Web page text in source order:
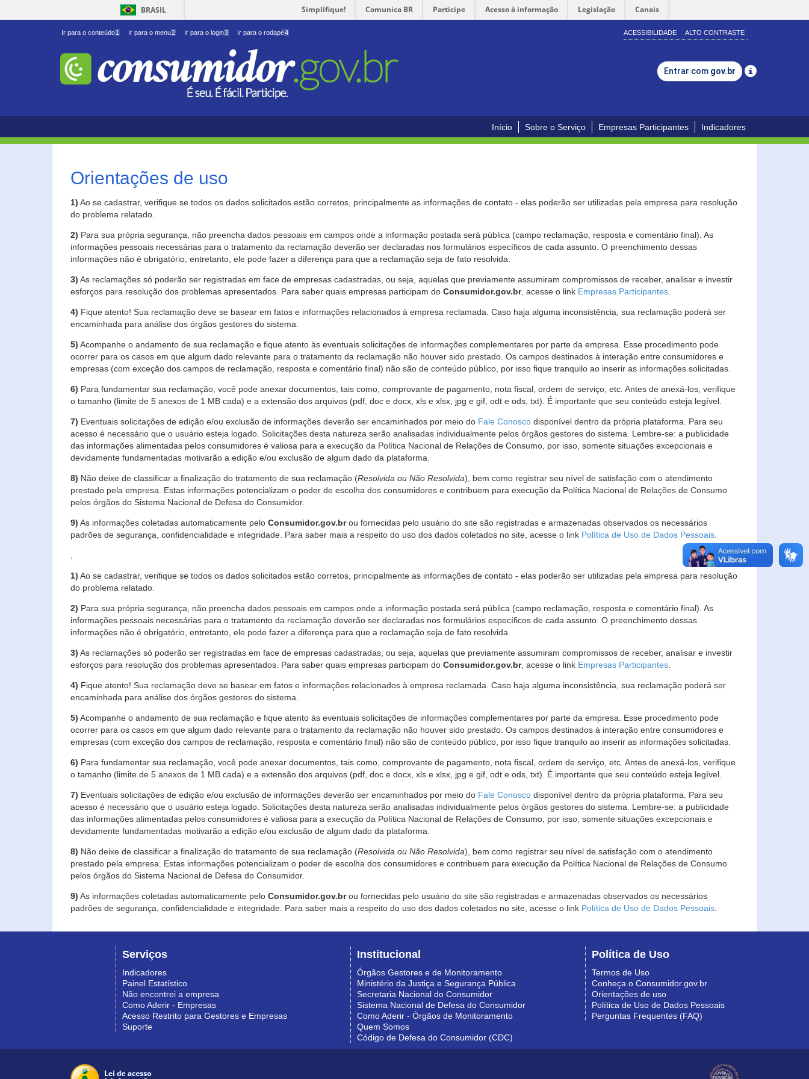
BRASIL Simplifique! Comunica BR Participe Acesso à informação Legislação Canais
Ir para o conteúdo1 Ir para o menu2 Ir para o login3 Ir para o rodapé4 ACESSIBILIDADE ALTO CONTRASTE
Entrar com gov.br
Início Sobre o Serviço Empresas Participantes Indicadores
Orientações de uso
1) Ao se cadastrar, verifique se todos os dados solicitados estão corretos, principalmente as informações de contato - elas poderão ser utilizadas pela empresa para resolução
do problema relatado.
2) Para sua própria segurança, não preencha dados pessoais em campos onde a informação postada será pública (campo reclamação, resposta e comentário final). As
informações pessoais necessárias para o tratamento da reclamação deverão ser declaradas nos formulários específicos de cada assunto. O preenchimento dessas
informações não é obrigatório, entretanto, ele pode fazer a diferença para que a reclamação seja de fato resolvida.
3) As reclamações só poderão ser registradas em face de empresas cadastradas, ou seja, aquelas que previamente assumiram compromissos de receber, analisar e investir
esforços para resolução dos problemas apresentados. Para saber quais empresas participam do Consumidor.gov.br, acesse o link Empresas Participantes
4) Fique atento! Sua reclamação deve se basear em fatos e informações relacionados à empresa reclamada. Caso haja alguma inconsistência, sua reclamação poderá ser
encaminhada para análise dos órgãos gestores do sistema.
5) Acompanhe o andamento de sua reclamação e fique atento às eventuais solicitações de informações complementares por parte da empresa. Esse procedimento pode
ocorrer para os casos em que algum dado relevante para o tratamento da reclamação não houver sido prestado. Os campos destinados à interação entre consumidores e
empresas (com exceção dos campos de reclamação, resposta e comentário final) não são de conteúdo público, por isso fique tranquilo ao inserir as informações solicitadas.
6) Para fundamentar sua reclamação, você pode anexar documentos, tais como, comprovante de pagamento, nota fiscal, ordem de serviço, etc. Antes de anexá-los, verifique
o tamanho (limite de 5 anexos de 1 MB cada) e a extensão dos arquivos (pdf, doc e docx, xls e xlsx, jpg e gif, odt e ods, txt). É importante que seu conteúdo esteja legível.
7) Eventuais solicitações de edição e/ou exclusão de informações deverão ser encaminhados por meio do Fale Conosco disponível dentro da própria plataforma. Para seu
acesso é necessário que o usuário esteja logado. Solicitações desta natureza serão analisadas individualmente pelos órgãos gestores do sistema. Lembre-se: a publicidade
das informações alimentadas pelos consumidores é valiosa para a execução da Política Nacional de Relações de Consumo, por isso, somente situações excepcionais e
devidamente fundamentadas motivarão a edição e/ou exclusão de algum dado da plataforma.
8) Não deixe de classificar a finalização do tratamento de sua reclamação (Resolvida ou Não Resolvida), bem como registrar seu nível de satisfação com o atendimento
prestado pela empresa. Estas informações potencializam o poder de escolha dos consumidores e contribuem para execução da Política Nacional de Relações de Consumo
pelos órgãos do Sistema Nacional de Defesa do Consumidor.
9) As informações coletadas automaticamente pelo Consumidor.gov.brou fornecidas pelo usuário do site são registradas e armazenadas observados os necessários
padrões de segurança, confidencialidade e integridade. Para saber mais a respeito do uso dos dados coletados no site, acesse o link Política de Uso de Dados Pessoais
1) Ao se cadastrar, verifique se todos os dados solicitados estão corretos, principalmente as informações de contato - elas poderão ser utilizadas pela empresa para resolução
do problema relatado.
2) Para sua própria segurança, não preencha dados pessoais em campos onde a informação postada será pública (campo reclamação, resposta e comentário final). As
informações pessoais necessárias para o tratamento da reclamação deverão ser declaradas nos formulários específicos de cada assunto. O preenchimento dessas
informações não é obrigatório, entretanto, ele pode fazer a diferença para que a reclamação seja de fato resolvida.
3) As reclamações só poderão ser registradas em face de empresas cadastradas, ou seja, aquelas que previamente assumiram compromissos de receber, analisar e investir
esforços para resolução dos problemas apresentados. Para saber quais empresas participam do Consumidor.gov.br, acesse o link Empresas Participantes
4) Fique atento! Sua reclamação deve se basear em fatos e informações relacionados à empresa reclamada. Caso haja alguma inconsistência, sua reclamação poderá ser
encaminhada para análise dos órgãos gestores do sistema.
5) Acompanhe o andamento de sua reclamação e fique atento às eventuais solicitações de informações complementares por parte da empresa. Esse procedimento pode
ocorrer para os casos em que algum dado relevante para o tratamento da reclamação não houver sido prestado. Os campos destinados à interação entre consumidores e
empresas (com exceção dos campos de reclamação, resposta e comentário final) não são de conteúdo público, por isso fique tranquilo ao inserir as informações solicitadas.
6) Para fundamentar sua reclamação, você pode anexar documentos, tais como, comprovante de pagamento, nota fiscal, ordem de serviço, etc. Antes de anexá-los, verifique
o tamanho (limite de 5 anexos de 1 MB cada) e a extensão dos arquivos (pdf, doc e docx, xls e xlsx, jpg e gif, odt e ods, txt). É importante que seu conteúdo esteja legível.
7) Eventuais solicitações de edição e/ou exclusão de informações deverão ser encaminhados por meio do Fale Conosco disponível dentro da própria plataforma. Para seu
acesso é necessário que o usuário esteja logado. Solicitações desta natureza serão analisadas individualmente pelos órgãos gestores do sistema. Lembre-se: a publicidade
das informações alimentadas pelos consumidores é valiosa para a execução da Política Nacional de Relações de Consumo, por isso, somente situações excepcionais e
devidamente fundamentadas motivarão a edição e/ou exclusão de algum dado da plataforma.
8) Não deixe de classificar a finalização do tratamento de sua reclamação (Resolvida ou Não Resolvida), bem como registrar seu nível de satisfação com o atendimento
prestado pela empresa. Estas informações potencializam o poder de escolha dos consumidores e contribuem para execução da Política Nacional de Relações de Consumo
pelos órgãos do Sistema Nacional de Defesa do Consumidor.
9) As informações coletadas automaticamente pelo Consumidor.gov.brou fornecidas pelo usuário do site são registradas e armazenadas observados os necessários
padrões de segurança, confidencialidade e integridade. Para saber mais a respeito do uso dos dados coletados no site, acesse o link Política de Uso de Dados Pessoais
Serviços
Indicadores
Painel Estatístico
Não encontrei a empresa
Como Aderir - Empresas
Acesso Restrito para Gestores e Empresas
Suporte
Institucional
Órgãos Gestores e de Monitoramento
Ministério da Justiça e Segurança Pública
Secretaria Nacional do Consumidor
Sistema Nacional de Defesa do Consumidor
Como Aderir - Órgãos de Monitoramento
Quem Somos
Código de Defesa do Consumidor (CDC)
Política de Uso
Termos de Uso
Conheça o Consumidor.gov.br
Orientações de uso
Política de Uso de Dados Pessoais
Perguntas Frequentes (FAQ)